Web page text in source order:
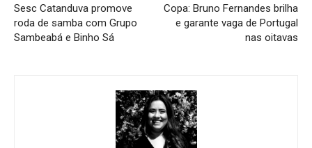
Sesc Catanduva promove
roda de samba com Grupo
Sambeabá e Binho Sá
Copa: Bruno Fernandes brilha
e garante vaga de Portugal
nas oitavas